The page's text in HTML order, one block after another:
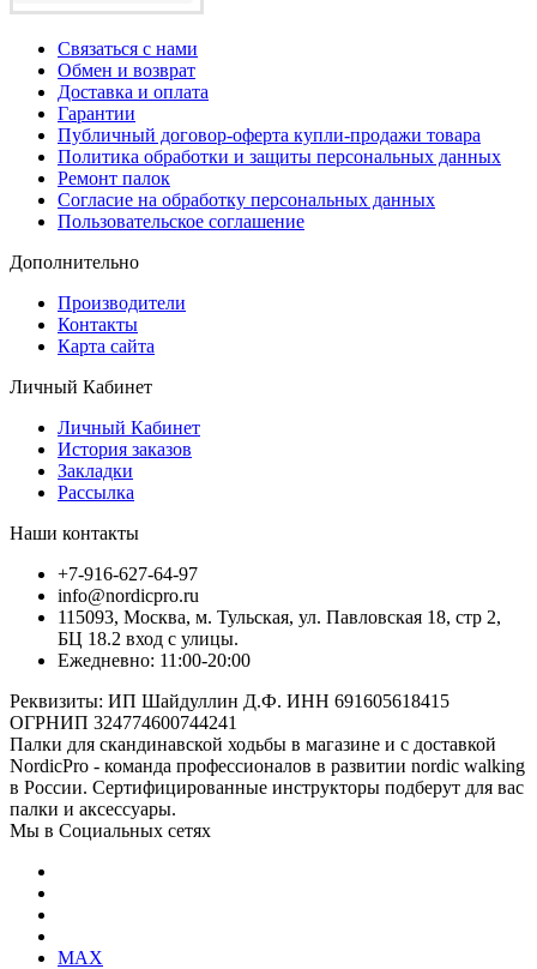
Связаться с нами
Обмен и возврат
Доставка и оплата
Гарантии
Публичный договор-оферта купли-продажи товара
Политика обработки и защиты персональных данных
Ремонт палок
Согласие на обработку персональных данных
Пользовательское соглашение
Дополнительно
Производители
Контакты
Карта сайта
Личный Кабинет
Личный Кабинет
История заказов
Закладки
Рассылка
Наши контакты
+7-916-627-64-97
info@nordicpro.ru
115093, Москва, м. Тульская, ул. Павловская 18, стр 2,
БЦ 18.2 вход с улицы.
Ежедневно: 11:00-20:00
Реквизиты: ИП Шайдуллин Д.Ф. ИНН 691605618415
ОГРНИП 324774600744241
Палки для скандинавской ходьбы в магазине и с доставкой
NordicPro - команда профессионалов в развитии nordic walking
в России. Сертифицированные инструкторы подберут для вас
палки и аксессуары.
Мы в Социальных сетях
MAX